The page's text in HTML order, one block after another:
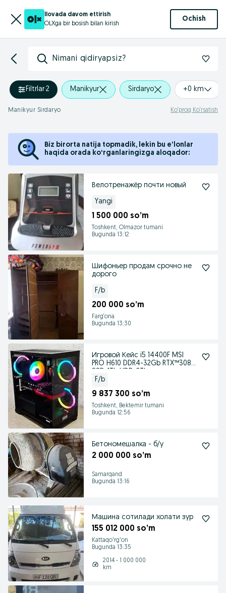
Ilovada davom ettirish
OLXga bir bosish bilan kirish
Ochish
Nimani qidiryapsiz?
Filtrlar·2 Manikyur Sirdaryo +0 km
Manikyur Sirdaryo Ko‘proq Ko‘rsatish
Biz birorta natija topmadik, lekin bu eʼlonlar
haqida orada koʻrganlaringizga aloqador:
Велотренажёр почти новый
Yangi
1 500 000 so’m
Toshkent, Olmazor tumani
Bugunda 13:12
Шифоньер продам срочно не
дорого
F/b
200 000 so’m
Farg‘ona
Bugunda 13:30
Игровой Кейс i5 14400F MSI
PRO H610 DDR4-32Gb RTX™3080
F/b
9 837 300 so’m
Toshkent, Bektemir tumani
Bugunda 12:56
Бетономешалка - б/у
2 000 000 so’m
Samarqand
Bugunda 13:16
Машина сотилади холати зур
155 012 000 so’m
Kattaqo'rg'on
Bugunda 13:35
2014 - 1 000 000
km